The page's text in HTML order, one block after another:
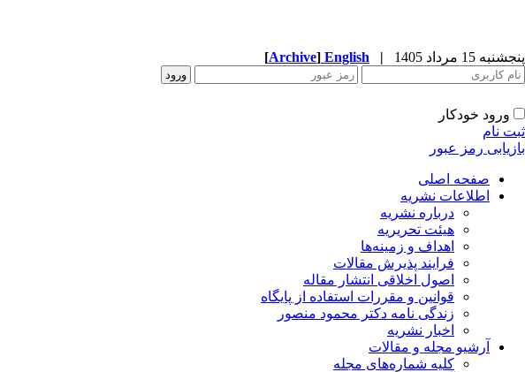
پنجشنبه 15 مرداد 1405 |
English
[Archive]
ورود خودکار
ثبت نام
بازیابی رمز عبور
صفحه اصلی
اطلاعات نشریه
درباره نشریه
هیئت تحریریه
اهداف و زمینه‌ها
فرایند پذیرش مقالات
اصول اخلاقی انتشار مقاله
قوانین و مقررات استفاده از پایگاه
زندگی نامه دکتر محمود منصور
اخبار نشریه
آرشیو مجله و مقالات
کلیه شماره‌های مجله